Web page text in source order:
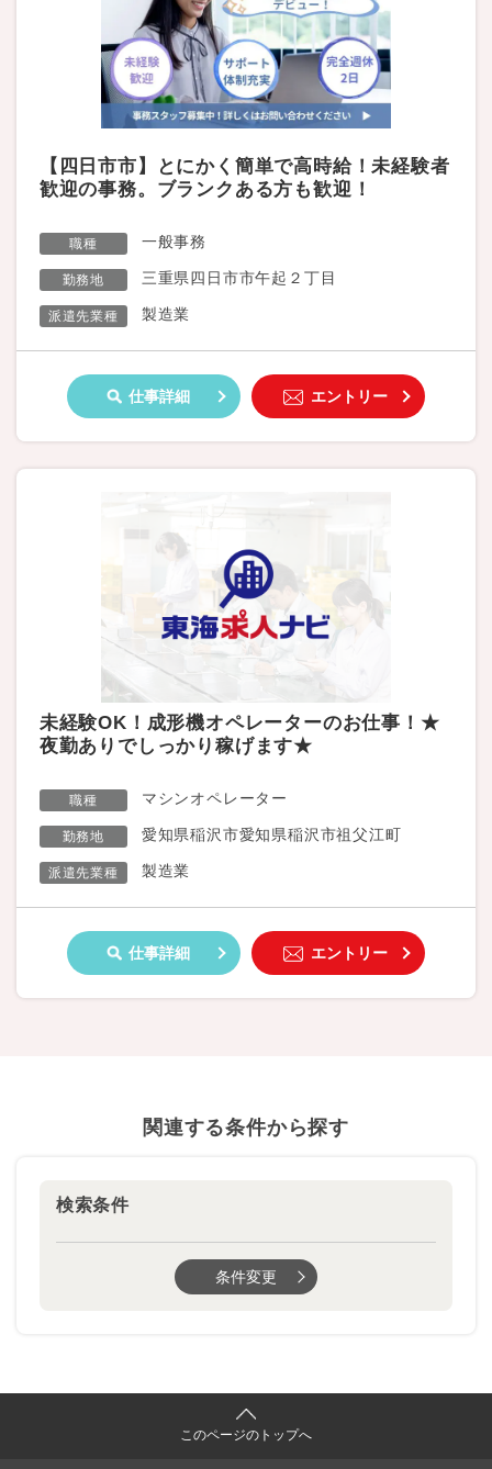
【四日市市】とにかく簡単で高時給！未経験者
歓迎の事務。ブランクある方も歓迎！
職種 一般事務
勤務地 三重県四日市市午起２丁目
派遣先業種 製造業
仕事詳細 エントリー
未経験OK！成形機オペレーターのお仕事！★
夜勤ありでしっかり稼げます★
職種 マシンオペレーター
勤務地 愛知県稲沢市愛知県稲沢市祖父江町
派遣先業種 製造業
仕事詳細 エントリー
関連する条件から探す
検索条件
条件変更
このページのトップへ